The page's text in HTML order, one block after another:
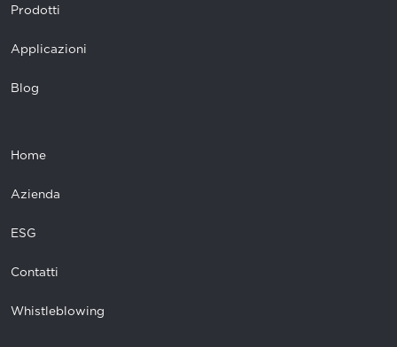
Prodotti
Applicazioni
Blog
Home
Azienda
ESG
Contatti
Whistleblowing